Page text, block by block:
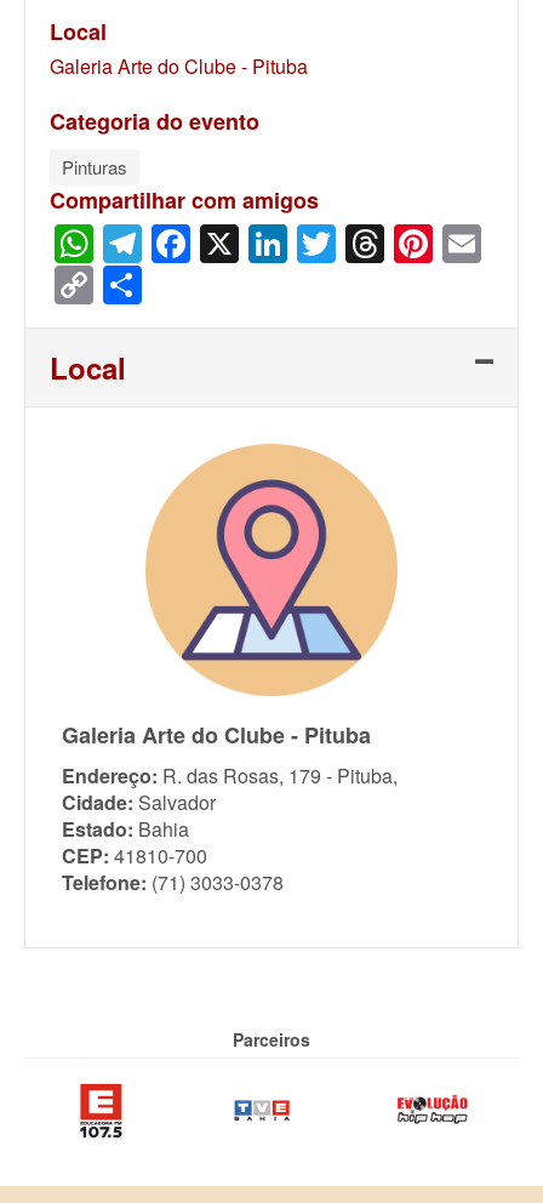
Local
Galeria Arte do Clube - Pituba
Categoria do evento
Pinturas
Compartilhar com amigos
WhatsApp
Telegram
Facebook
X LinkedIn
Twitter
Threads
Copy
Link
Local
Galeria Arte do Clube - Pituba
Endereço: R. das Rosas, 179 - Pituba,
Cidade: Salvador
Estado: Bahia
CEP: 41810-700
Telefone: (71) 3033-0378
Parceiros